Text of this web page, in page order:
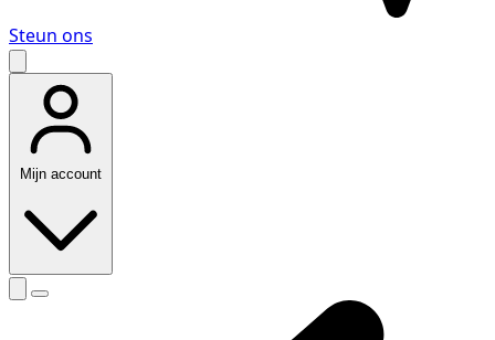
Steun ons
Mijn account